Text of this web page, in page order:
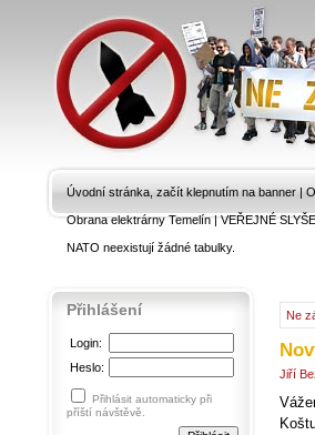
Úvodní stránka, začít klepnutím na banner |
Obrana elektrárny Temelín|VEŘEJNÉ
NATO neexistují žádné tabulky.
Ne
Jiří
Přihlášení
Login:
Heslo:
Přihlásit automaticky při
příští návštěvě.